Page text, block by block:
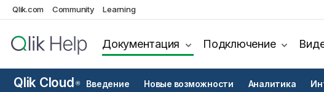
Qlik.com Community Learning
Документация Подключение
Qlik Cloud ® Введение Новые возможности Аналитика
диаграммы
week Функция скрипта и
диаграммы
диаграммы